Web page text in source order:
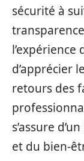
sécurité à
d’apprécier
retours des
s’assure
et du bien-